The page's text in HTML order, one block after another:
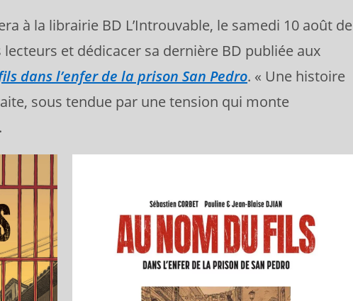
à la librairie BD L’Introuvable, le samedi 10 août de
et dédicacer sa dernière BD publiée aux
dans l’enfer de la prison San Pedro. « Une histoire
sous tendue par une tension qui monte